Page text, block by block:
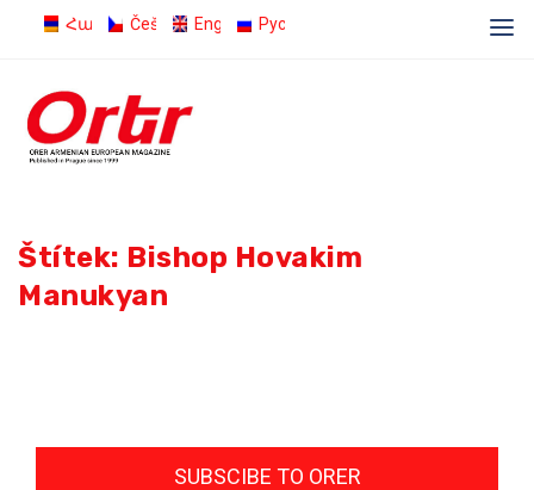
ՀայերենČeština English Русский
Štítek: Bishop Hovakim
Manukyan
SUBSCIBE TO ORER